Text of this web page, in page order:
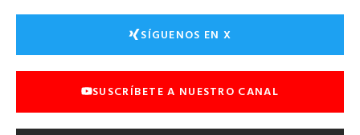
SÍGUENOS EN X
SUSCRÍBETE A NUESTRO CANAL